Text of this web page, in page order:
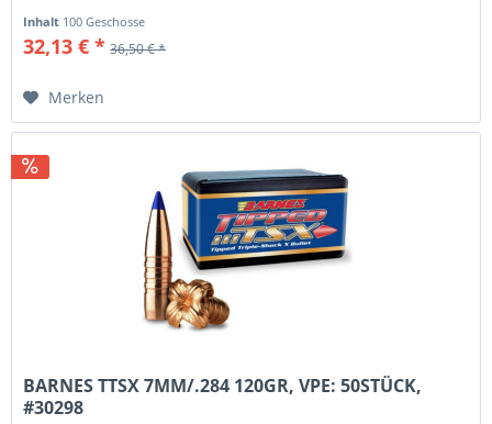
Inhalt 100 Geschosse
32,13 € * 36,50 € *
Merken
BARNES TTSX 7MM/.284 120GR, VPE: 50STÜCK,
#30298